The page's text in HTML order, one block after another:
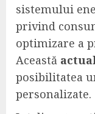
sistemului
privind
optimizare a
Această
posibilitatea
personalizate.